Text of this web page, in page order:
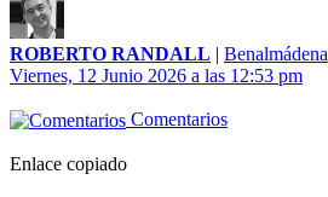
ROBERTO RANDALL | Benalmádena
Viernes, 12 Junio 2026 a las 12:53 pm
Comentarios
Enlace copiado